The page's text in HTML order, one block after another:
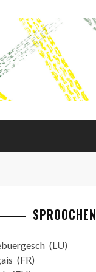
SPROOCHEN
LU
FR